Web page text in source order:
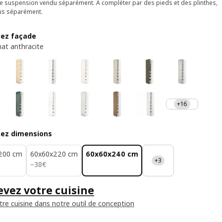
suspension vendu séparément. À compléter par des pieds et des plinthes,
séparément.
façade
anthracite
+16
dimensions
cm
60x60x220 cm
−38€
38€
60x60x240 cm
+3
votre cuisine
cuisine dans notre outil de conception